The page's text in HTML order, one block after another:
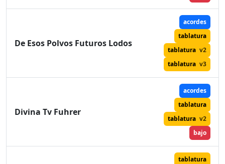
De Esos Polvos Futuros Lodos
acordes
tablatura
tablatura v2
tablatura v3
Divina Tv Fuhrer
acordes
tablatura
tablatura v2
bajo
tablatura